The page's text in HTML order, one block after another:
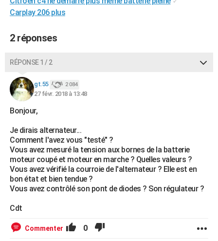
Carplay 206 plus
2 réponses
RÉPONSE 1 / 2
gt.55 2 084
27 févr. 2018 à 13:48
Bonjour,
Je dirais alternateur...
Comment l'avez vous "testé" ?
Vous avez mesuré la tension aux bornes de la batterie
moteur coupé et moteur en marche ? Quelles valeurs ?
Vous avez vérifié la courroie de l'alternateur ? Elle est en
bon état et bien tendue ?
Vous avez contrôlé son pont de diodes ? Son régulateur ?
Cdt
Commenter 0